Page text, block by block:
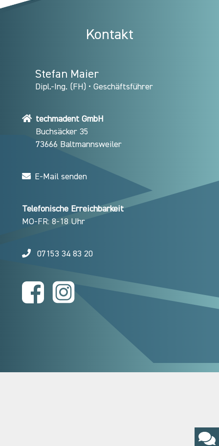
Kontakt
Stefan Maier
Dipl.-Ing. (FH) • Geschäftsführer
techmadent GmbH
Buchsäcker 35
73666 Baltmannsweiler
E-Mail senden
Telefonische Erreichbarkeit
MO-FR: 8-18 Uhr
07153 34 83 20